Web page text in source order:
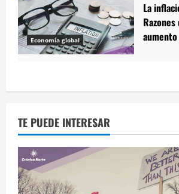
Economía global
La
TE PUEDE INTERESAR